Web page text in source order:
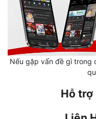
Kiếm Hiệp
Kỳ Huyễn
Kỳ Ảo
Nếu gặp vấn đề gì trong
Hỗ trợ